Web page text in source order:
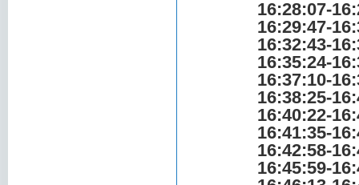
16:28:07-
16:29:47-
16:32:43-
16:35:24-
16:37:10-
16:38:25-
16:40:22-
16:41:35-
16:42:58-
16:45:59-